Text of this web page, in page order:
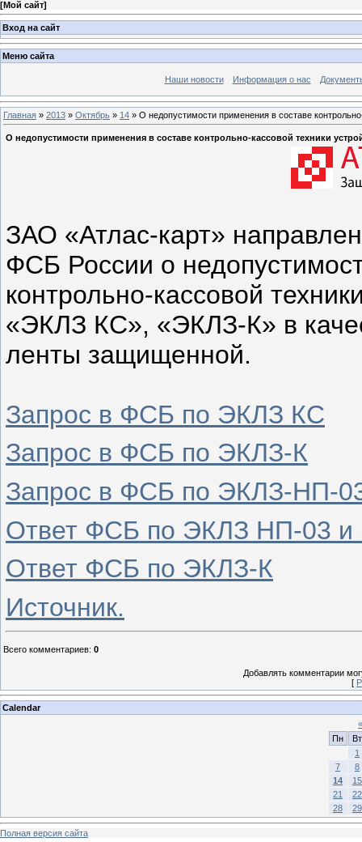
[Мой сайт]
Вход на сайт
Меню сайта
Наши новости Информация о нас
Главная » 2013 » Октябрь » 14 » О недопустимости применения в составе
О недопустимости применения в составе контрольно-кассовой техники
ЗАО «Атлас-карт»
ФСБ России о
контрольно-кассовой
«ЭКЛЗ КС», «ЭКЛЗ-К» в
ленты защищенной.
Запрос в ФСБ по ЭКЛЗ КС
Запрос в ФСБ по ЭКЛЗ-К
Запрос в ФСБ по ЭКЛЗ-НП-
Ответ ФСБ по ЭКЛЗ НП-03
Ответ ФСБ по ЭКЛЗ-К
Источник.
Всего комментариев: 0
Добавлять комментарии
[
Calendar
«
Пн
Вт
1
7
8
14
15
21
22
28
29
Полная версия сайта